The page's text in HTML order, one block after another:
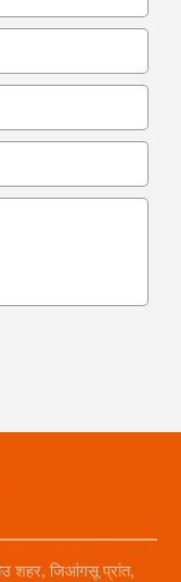
शहर, जिआंगसू प्रांत,